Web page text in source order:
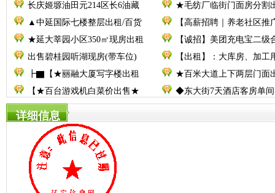
长庆姬塬油田元214区长6油藏
★毛纺厂临街门面房分割
▲中延国际七楼整层出租/百货
【高薪招聘｜养老社区推
★延大莘园小区350㎡现房出租
【诚招】美团充电宝二级
出售碧桂园听湖现房(带车位)
【出租】：大库房、加工
┣▇【★丽融大厦写字楼出租
★百米大道上下两层门面
【★百台游戏机白菜价出售★
◆东大街7天酒店客房单
详细信息